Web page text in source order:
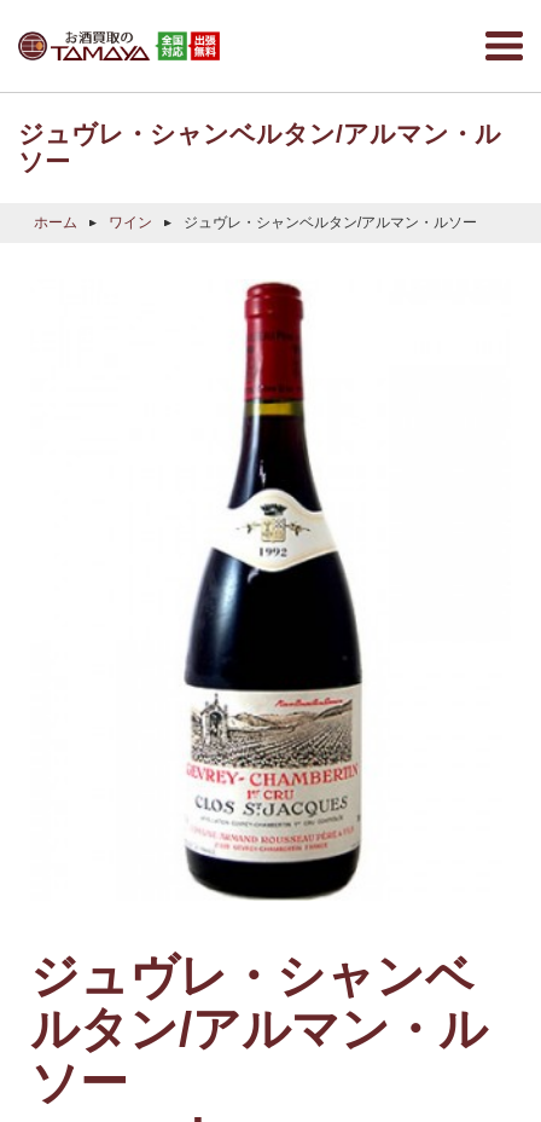
ジュヴレ・シャンベルタン/アルマン・ル
ソー
ホーム ワイン ジュヴレ・シャンベルタン/アルマン・ルソー
ジュヴレ・シャンベ
ルタン/アルマン・ル
ソー